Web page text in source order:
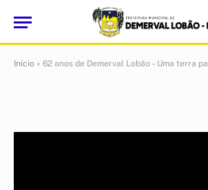
Início » 62 anos de Demerval Lobão – Uma terra
orgulhar!
Por cr2-admin3 21 de janeiro de 2026